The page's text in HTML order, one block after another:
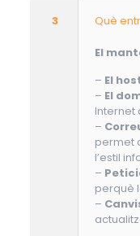
3 Què
El
– El
– El
Internet
–
permet
l’estil
–
perquè
–